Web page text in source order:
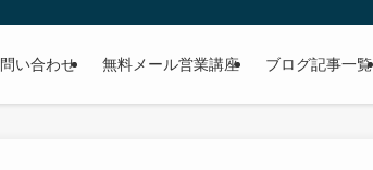
い合わせ 無料メール営業講座 ブログ記事一覧